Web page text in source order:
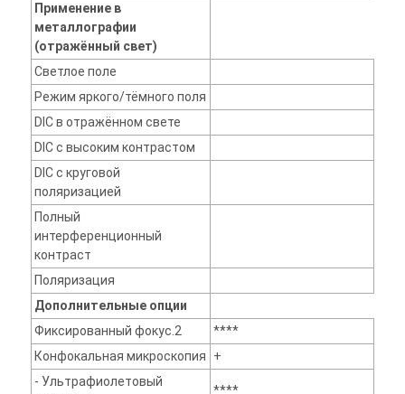
Применение в
металлографии
(отражённый свет)
Светлое поле
Режим яркого/тёмного поля
DIC в отражённом свете
DIC с высоким контрастом
DIC с круговой
поляризацией
Полный
интерференционный
контраст
Поляризация
Дополнительные опции
Фиксированный фокус.2
****
Конфокальная микроскопия
+
- Ультрафиолетовый
****